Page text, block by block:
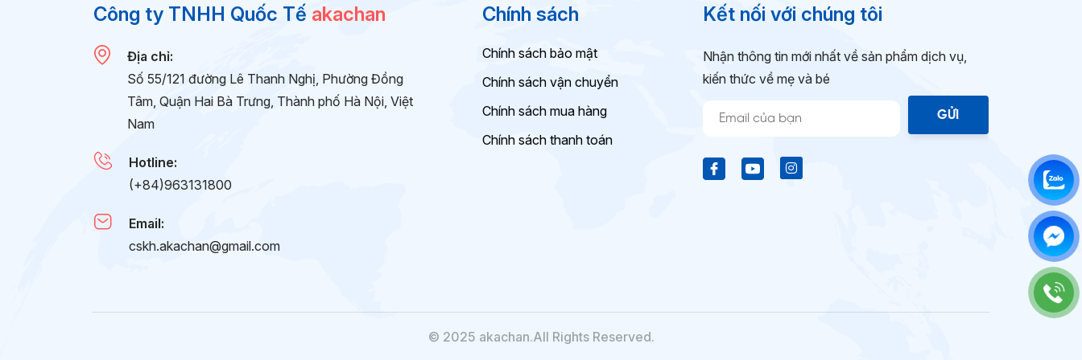
Công ty TNHH Quốc Tế akachan
Địa chỉ:
Số 55/121 đường Lê Thanh Nghị, Phường Đồng
Tâm, Quận Hai Bà Trưng, Thành phố Hà Nội, Việt
Nam
Hotline:
(+84)963131800
Email:
cskh.akachan@gmail.com
Chính sách
Chính sách bảo mật
Chính sách vận chuyển
Chính sách mua hàng
Chính sách thanh toán
Kết nối với chúng tôi
Nhận thông tin mới nhất về sản phẩm dịch vụ,
kiến thức về mẹ và bé
© 2025 akachan.All Rights Reserved.